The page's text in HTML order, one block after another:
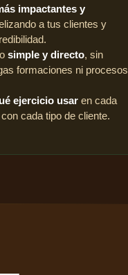
impactantes y
a tus clientes y
simple y directo, sin
formaciones ni procesos
ejercicio usar en cada
cada tipo de cliente.